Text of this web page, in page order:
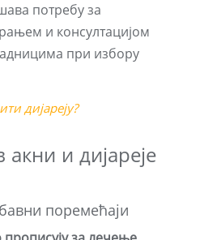
потребу за
и консултацијом
при избору
дијареју?
и дијареје
поремећаји